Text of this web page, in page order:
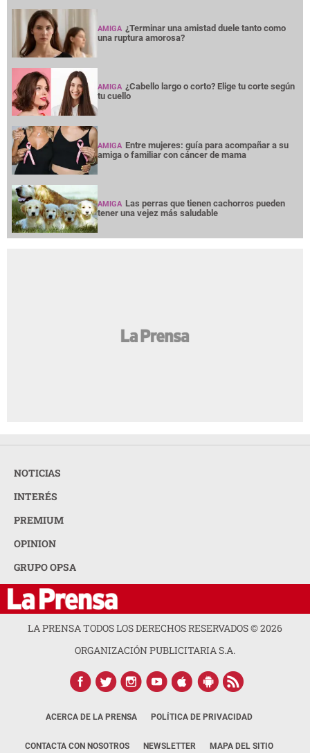
AMIGA ¿Terminar una amistad duele tanto como
una ruptura amorosa?
AMIGA ¿Cabello largo o corto? Elige tu corte según
tu cuello
AMIGA Entre mujeres: guía para acompañar a su
amiga o familiar con cáncer de mama
AMIGA Las perras que tienen cachorros pueden
tener una vejez más saludable
NOTICIAS
INTERÉS
PREMIUM
OPINION
GRUPO OPSA
LA PRENSA TODOS LOS DERECHOS RESERVADOS ©2026
ORGANIZACIÓN PUBLICITARIA S.A.
ACERCA DE LA PRENSA POLÍTICA DE PRIVACIDAD
CONTACTA CON NOSOTROS NEWSLETTER MAPA DEL SITIO